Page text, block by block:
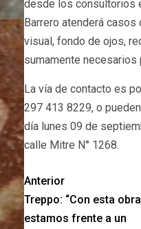
desde los consultorios
Barrero atenderá casos
visual, fondo de ojos,
sumamente necesarios
La vía de contacto es
297 413 8229, o
día lunes 09 de
calle Mitre N° 1268.
Anterior
Treppo: “Con esta obra
estamos frente a un